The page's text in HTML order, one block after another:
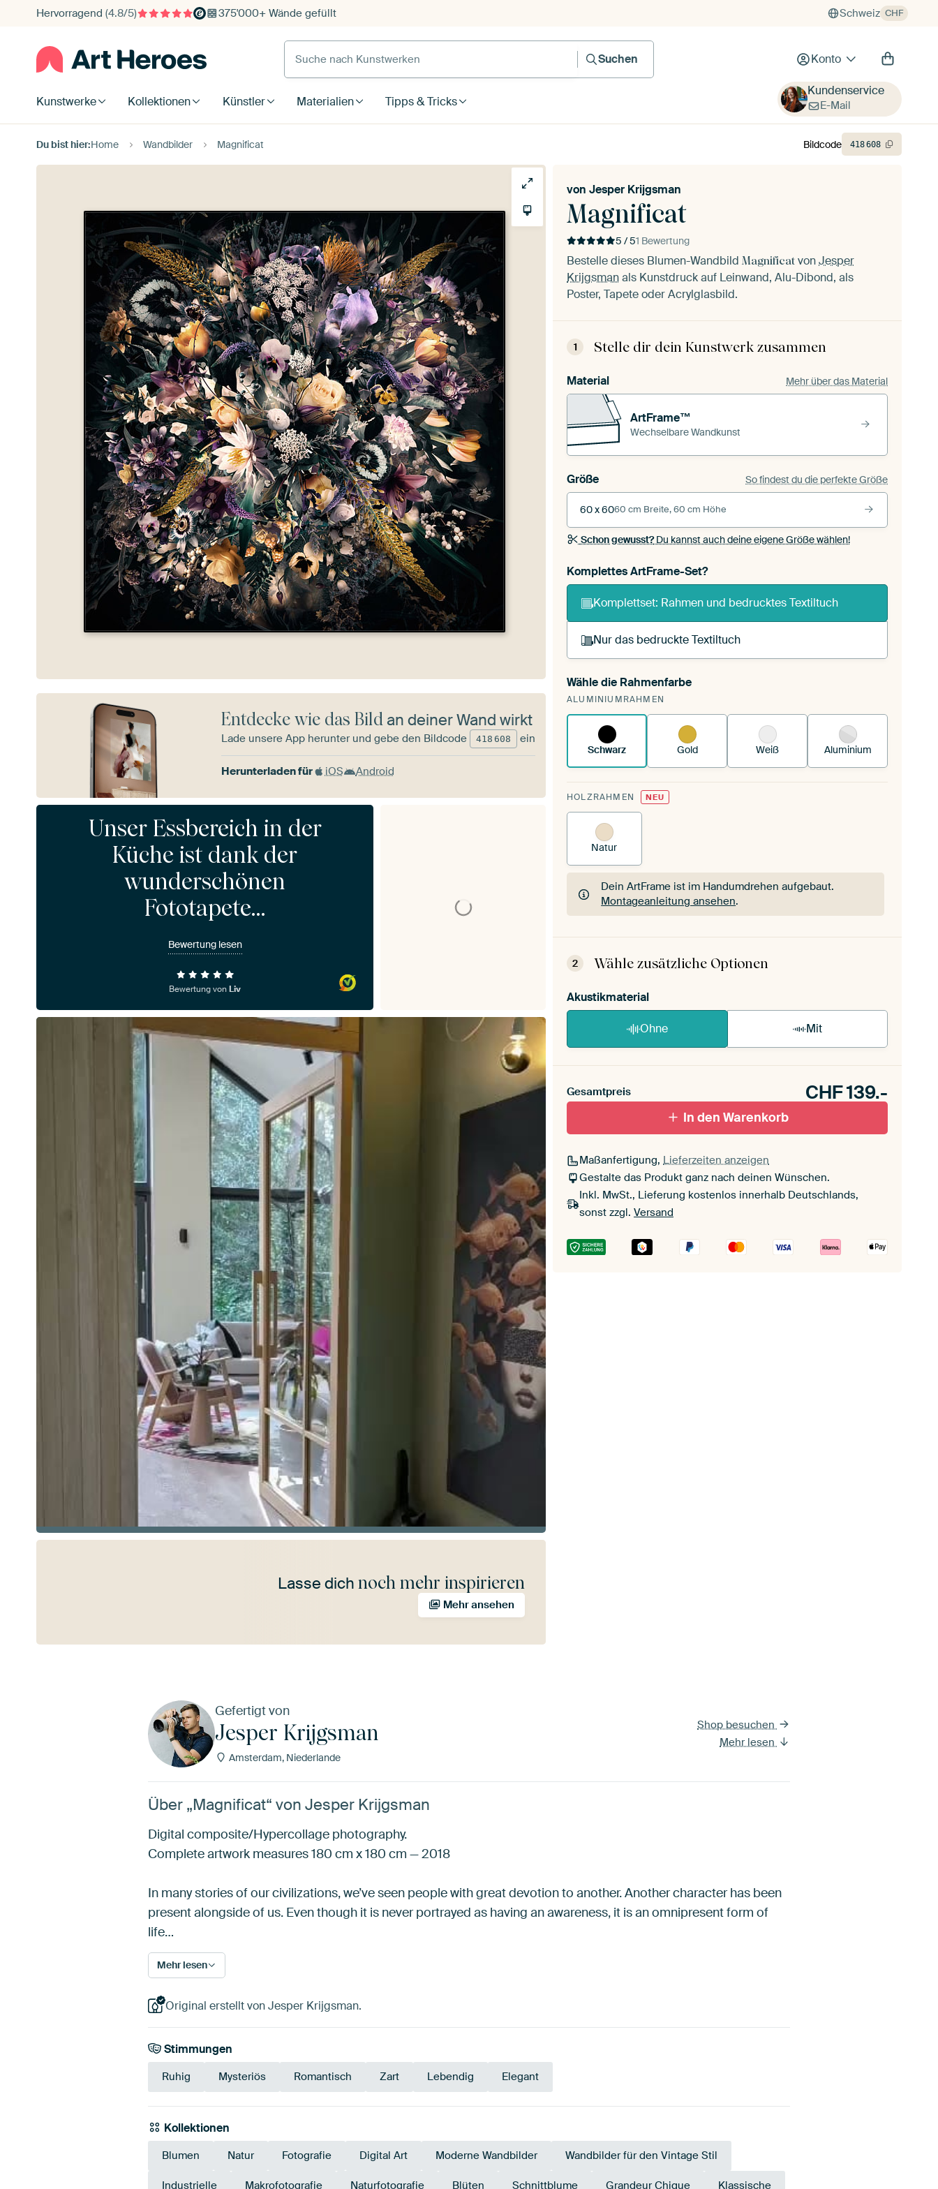
Hervorragend (4.8/5) 375'000+ Wände gefüllt Schweiz CHF
Suche nach Kunstwerken
Suchen
Konto
Kunstwerke Kollektionen Künstler Materialien Tipps & Tricks
Kundenservice
E-Mail
Du bist hier:Home Wandbilder Magnificat
Magnificat
von Jesper Krijgsman
5 / 51 Bewertung
Bestelle dieses Blumen-Wandbild Magnificat vonJesper
Krijgsmanals Kunstdruck auf Leinwand, Alu-Dibond, als
Poster, Tapete oder Acrylglasbild.
1 Stelle dir dein Kunstwerk zusammen
Material Mehr über das Material
ArtFrame™
Wechselbare Wandkunst
Größe So findest du die perfekte Größe
60 x 6060 cm Breite, 60 cm Höhe
Schon gewusst?Du kannst auch deine eigene Größe wählen!
Komplettes ArtFrame-Set?
Komplettset: Rahmen und bedrucktes Textiltuch
Nur das bedruckte Textiltuch
Du spannst einen wechselbaren Textiltuch in deinen
vorhandenen ArtFrame™.
Wähle die Rahmenfarbe
ALUMINIUMRAHMEN
Schwarz Gold Weiß Aluminium
HOLZRAHMEN NEU
Natur
Dein ArtFrame ist im Handumdrehen aufgebaut.
Montageanleitung ansehen.
Dein ArtFrame ist im Handumdrehen aufgebaut.
2 Wähle zusätzliche Optionen
Akustikmaterial
Ohne Mit
Gesamtpreis CHF139.-
In den Warenkorb
Maßanfertigung, Lieferzeiten anzeigen
Gestalte das Produkt ganz nach deinen Wünschen.
Inkl. MwSt., Lieferung kostenlos innerhalb Deutschlands,
sonst zzgl. Versand
Bildcode 418608
Entdecke wie das Bildan deiner Wand wirkt
Lade unsere App herunter und gebe den Bildcode 418 608 ein
Herunterladen für iOS Android
Unser Essbereich in der
Küche ist dank der
wunderschönen
Fototapete…
Bewertung lesen
Bewertung vonLiv
Lasse dich noch mehr inspirieren
Mehr ansehen
Gefertigt von
Jesper Krijgsman
Amsterdam, Niederlande
Shop besuchen
Mehr lesen
Über „Magnificat“ von Jesper Krijgsman
Digital composite/Hypercollage photography.
Complete artwork measures 180 cm x 180 cm — 2018
In many stories of our civilizations, we’ve seen people with great devotion to another. Another character has been
present alongside of us. Even though it is never portrayed as having an awareness, it is an omnipresent form of
life…
Mehr lesen
Original erstellt von Jesper Krijgsman.
Stimmungen
Ruhig Mysteriös Romantisch Zart Lebendig Elegant
Kollektionen
Blumen Natur Fotografie Digital Art Moderne Wandbilder Wandbilder für den Vintage Stil
Industrielle Makrofotografie Naturfotografie Blüten Schnittblume Grandeur Chique Klassische